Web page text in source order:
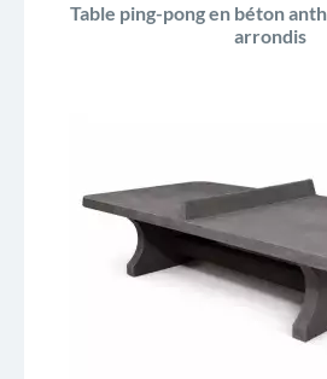
Table ping-pong en béton
arrondis